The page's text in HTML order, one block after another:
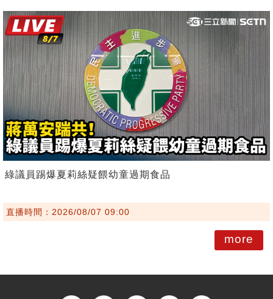
綠議員踢爆夏莉絲疑餵幼童過期食品
直播時間：2026/08/07 09:00
more